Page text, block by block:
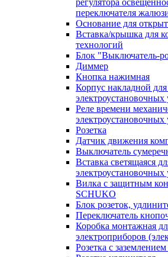
регулятора
переключателя
Основание для
Вставка/крышка для
технологий
Блок "Выключатель-
Диммер
Кнопка нажимная
Корпус накладной
электроустановочных
Реле времени
электроустановочных
Розетка
Датчик движения
Выключатель
Вставка светящаяся
электроустановочных
Вилка с защитным
SCHUKO
Блок розеток,
Переключатель
Коробка монтажная
электроприборов
Розетка с